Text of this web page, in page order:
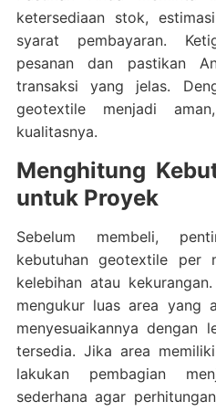
ketersediaan stok,
syarat pembayaran.
pesanan dan pastikan
transaksi yang jelas.
geotextile menjadi
kualitasnya.
Menghitung
untuk Proyek
Sebelum membeli,
kebutuhan geotextile per
kelebihan atau
mengukur luas area yang
menyesuaikannya
tersedia. Jika area
lakukan pembagian
sederhana agar